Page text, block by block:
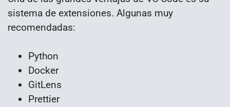
sistema de extensiones. Algunas muy
recomendadas:
Python
Docker
GitLens
Prettier